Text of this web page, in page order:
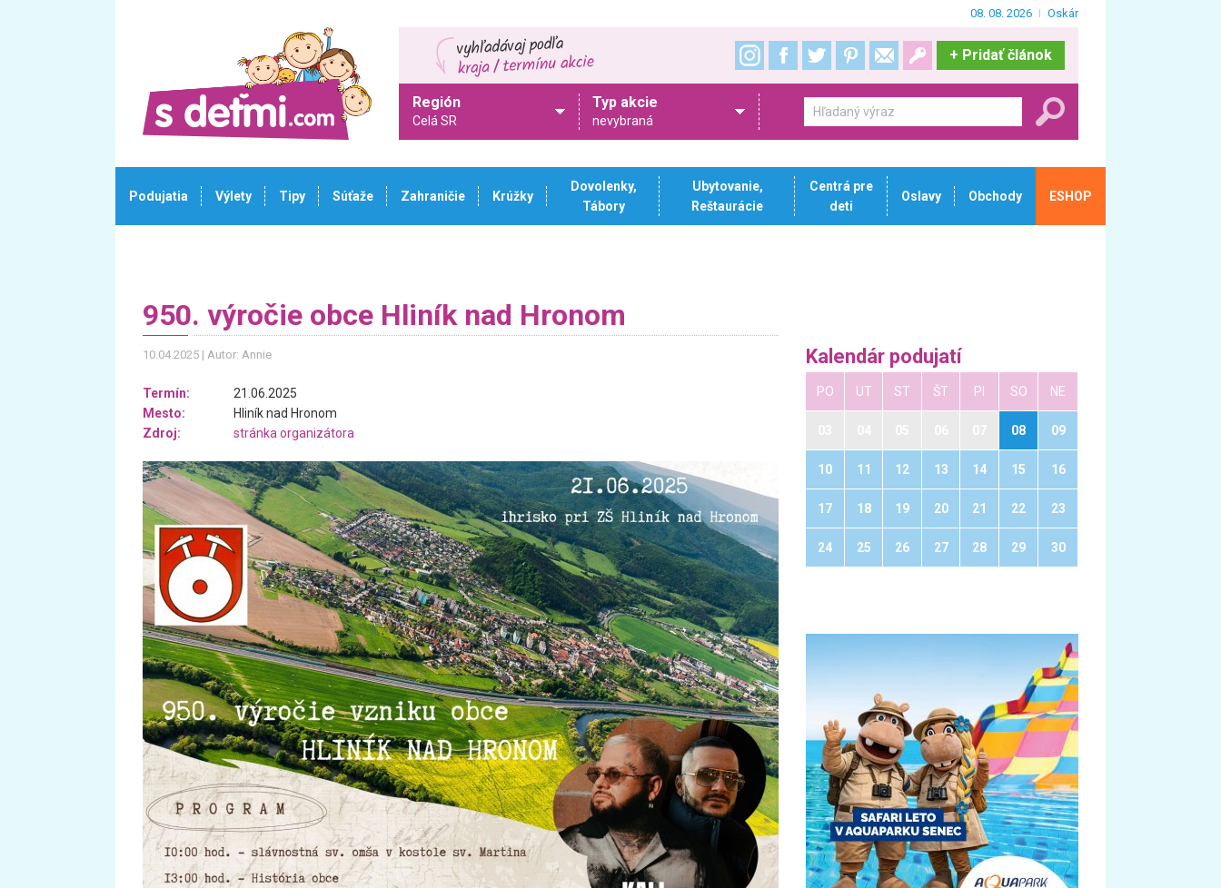
08. 08. 2026 Oskár
+ Pridať článok
Región
Celá SR
Typ akcie
nevybraná
Podujatia Výlety Tipy Súťaže Zahraničie Krúžky
Dovolenky,
Tábory
Ubytovanie,
Reštaurácie
Centrá pre
deti
Oslavy Obchody ESHOP
950. výročie obce Hliník nad Hronom
10.04.2025 Autor: Annie
Termín:
21.06.2025
Mesto:
Hliník nad Hronom
Zdroj:
stránka organizátora
Kalendár podujatí
PO UT ST ŠT PI SO NE
08 09
10 11 12 13 14 15 16
17 18 19 20 21 22 23
24 25 26 27 28 29 30